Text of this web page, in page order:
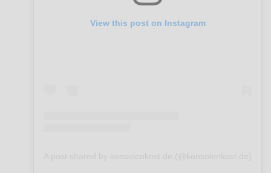
View this post on Instagram